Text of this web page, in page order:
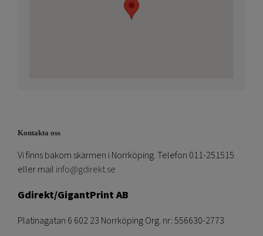
Kontakta oss
Vi finns bakom skärmen i Norrköping. Telefon 011-251515
eller mail info@gdirekt.se
Gdirekt/GigantPrint AB
Platinagatan 6 602 23 Norrköping Org. nr: 556630-2773